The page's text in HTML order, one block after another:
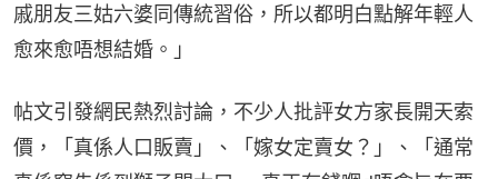
戚朋友三姑六婆同傳統習俗，所以都明白點解年輕人
愈來愈唔想結婚。」
帖文引發網民熱烈討論，不少人批評女方家長開天索
價，「真係人口販賣」、「嫁女定賣女？」、「通常